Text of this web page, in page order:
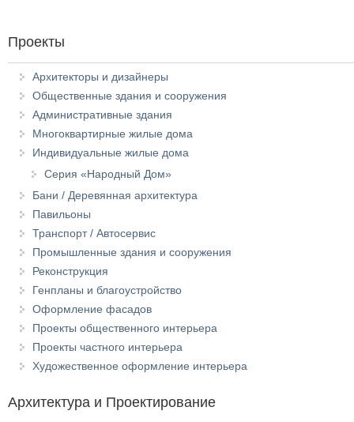
Проекты
Архитекторы и дизайнеры
Общественные здания и сооружения
Административные здания
Многоквартирные жилые дома
Индивидуальные жилые дома
Серия «Народный Дом»
Бани / Деревянная архитектура
Павильоны
Транспорт / Автосервис
Промышленные здания и сооружения
Реконструкция
Генпланы и благоустройство
Оформление фасадов
Проекты общественного интерьера
Проекты частного интерьера
Художественное оформление интерьера
Архитектура и Проектирование